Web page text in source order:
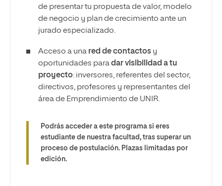
de presentar tu propuesta de valor, modelo
de negocio y plan de crecimiento ante un
jurado especializado.
Acceso a una red de contactos y
oportunidades paradar visibilidad a tu
proyecto: inversores, referentes del sector,
directivos, profesores y representantes del
área de Emprendimiento de UNIR.
Podrás acceder a este programa si eres
estudiante de nuestra facultad, tras superar un
proceso de postulación. Plazas limitadas por
edición.